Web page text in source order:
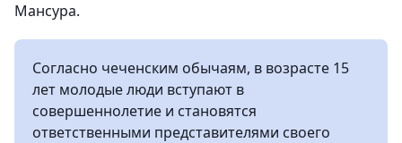
Мансура.
Согласно чеченским обычаям, в возрасте 15
лет молодые люди вступают в
совершеннолетие и становятся
ответственными представителями своего